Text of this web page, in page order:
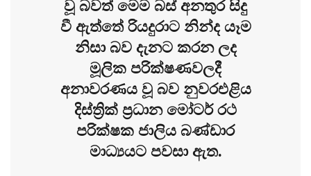
වූ බවත් මෙම බස් අනතුර සිදු
වී ඇත්තේ රියදුරාට නින්ද යෑම
නිසා බව දැනට කරන ලද
මූලික පරික්ෂණවලදී
අනාවරණය වූ බව නුවරඑළිය
දිස්ත්‍රික් ප්‍රධාන මෝටර් රථ
පරික්ෂක ජාලිය බණ්ඩාර
මාධ්‍යයට පවසා ඇත.